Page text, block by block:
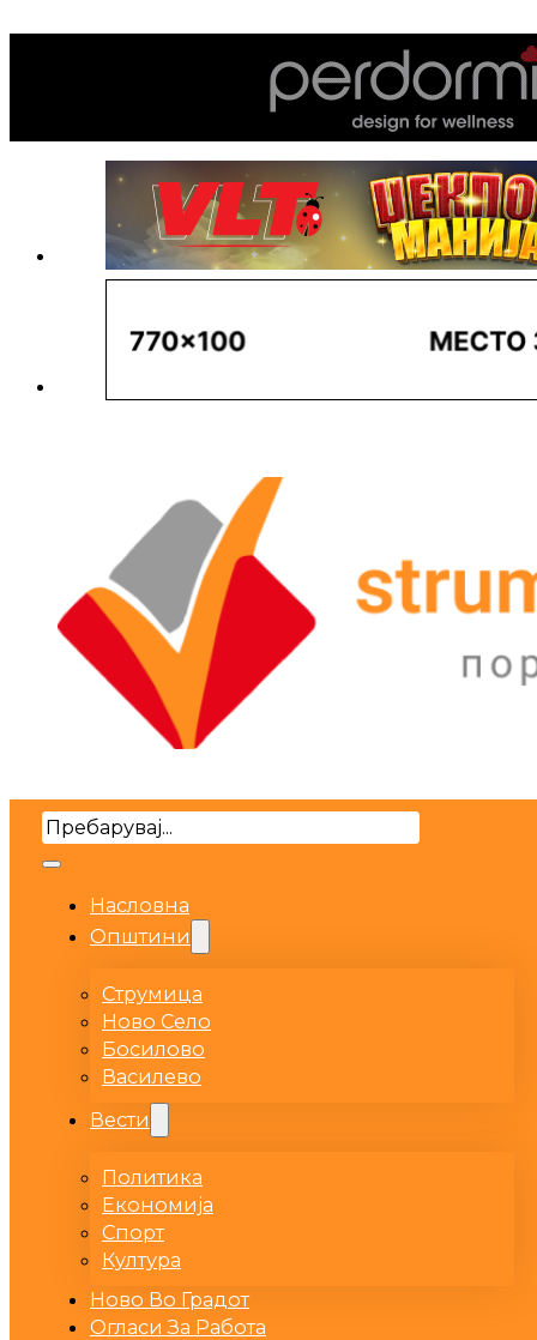
Search
Насловна
Општини
Струмица
Ново Село
Босилово
Василево
Вести
Политика
Економија
Спорт
Култура
Ново Во Градот
Огласи За Работа